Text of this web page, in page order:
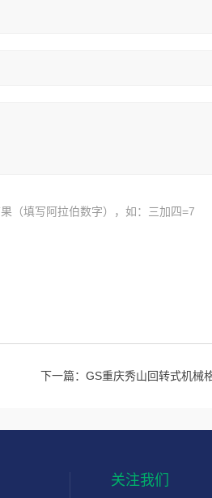
（填写阿拉伯数字），如：三加四=7
下一篇： GS重庆秀山回转式机械
关注我们